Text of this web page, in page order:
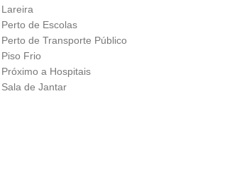
Lareira
Perto de Escolas
Perto de Transporte Público
Piso Frio
Próximo a Hospitais
Sala de Jantar